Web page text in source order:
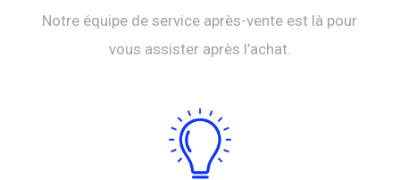
Notre équipe de service après-vente est là pour
vous assister après l’achat.